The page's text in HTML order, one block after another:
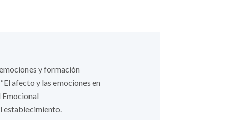
y formación
afecto y las emociones en
Emocional
establecimiento.